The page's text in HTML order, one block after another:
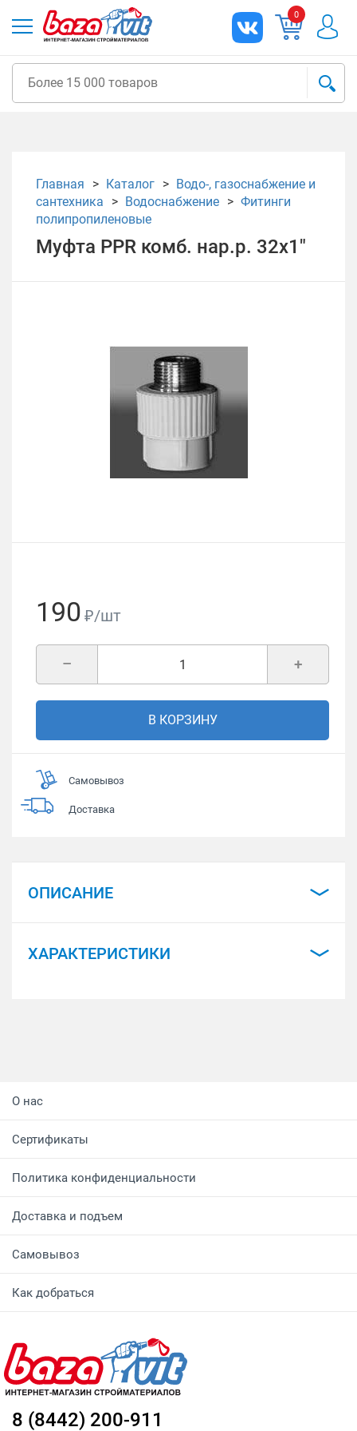
0
Главная Каталог
Водо-, газоснабжение и
сантехника
Водоснабжение
Фитинги
полипропиленовые
Муфта PPR комб. нар.р. 32х1"
190 ₽/шт
+
–
В КОРЗИНУ
Самовывоз
Доставка
ОПИСАНИЕ
ХАРАКТЕРИСТИКИ
О нас
Сертификаты
Политика конфиденциальности
Доставка и подъем
Самовывоз
Как добраться
8 (8442) 200-911